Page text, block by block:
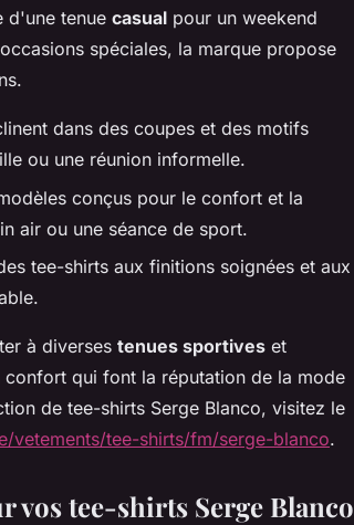
d'une tenue casual pour un weekend
spéciales, la marque propose
dans des coupes et des motifs
ou une réunion informelle.
conçus pour le confort et la
air ou une séance de sport.
tee-shirts aux finitions soignées et aux
à diverses tenues sportives et
qui font la réputation de la mode
de tee-shirts Serge Blanco, visitez le
vetements/tee-shirts/fm/serge-blanco.
vos tee-shirts Serge Blanco